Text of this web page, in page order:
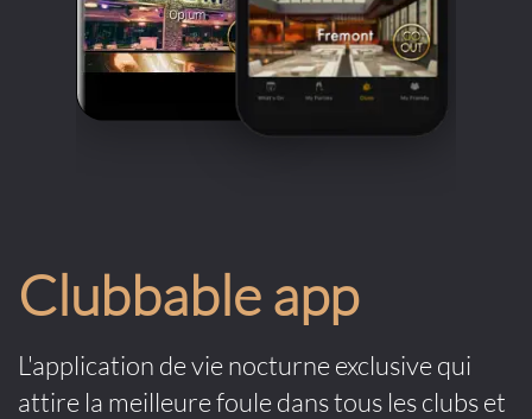
Clubbable app
L'application de vie nocturne exclusive qui
attire la meilleure foule dans tous les clubs et